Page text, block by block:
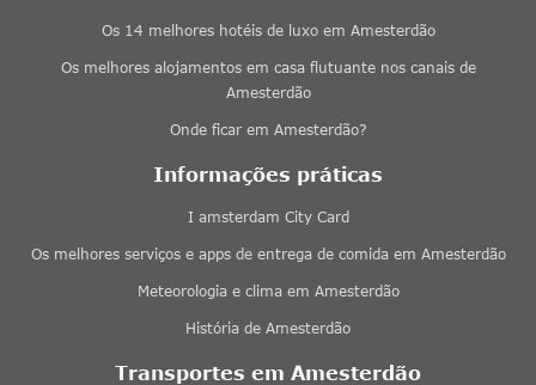
Os 14 melhores hotéis de luxo em Amesterdão
Os melhores alojamentos em casa flutuante nos canais de
Amesterdão
Onde ficar em Amesterdão?
Informações práticas
I amsterdam City Card
Os melhores serviços e apps de entrega de comida em Amesterdão
Meteorologia e clima em Amesterdão
História de Amesterdão
Transportes em Amesterdão